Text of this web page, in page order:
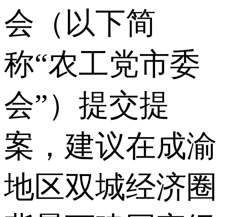
会（以下简
称“农工党市委
会”）提交提
案，建议在成渝
地区双城经济圈